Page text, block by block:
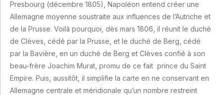
Presbourg (décembre 1805), Napoléon entend créer une
Allemagne moyenne soustraite aux influences de l’Autriche et
de la Prusse. Voilà pourquoi, dès mars 1806, il réunit le duché
de Clèves, cédé par la Prusse, et le duché de Berg, cédé
par la Bavière, en un duché de Berg et Clèves confié à son
beau-frère Joachim Murat, promu de ce fait prince du Saint
Empire. Puis, aussitôt, il simplifie la carte en ne conservant en
Allemagne centrale et méridionale qu’un nombre restreint